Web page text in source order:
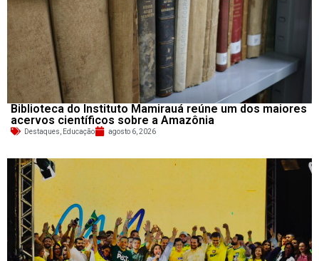
Biblioteca do Instituto Mamirauá reúne um dos maiores
acervos científicos sobre a Amazônia
Destaques Educação agosto 6, 2026